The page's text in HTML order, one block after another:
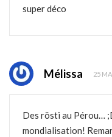
super déco
Mélissa 25
Des rösti au Pérou…
mondialisation!